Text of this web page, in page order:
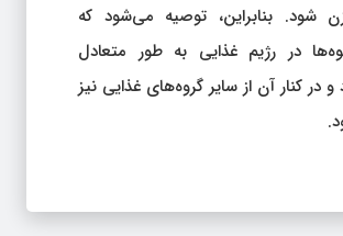
شود. بنابراین، توصیه می‌شود که
در رژیم غذایی به طور متعادل
در کنار آن از سایر گروه‌های غذایی نیز